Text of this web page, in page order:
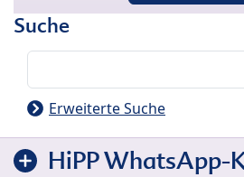
Suche
Erweiterte Suche
HiPP WhatsApp-